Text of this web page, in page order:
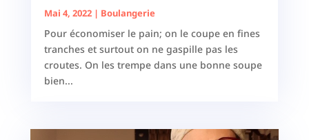
Mai 4, 2022| Boulangerie
Pour économiser le pain; on le coupe en fines
tranches et surtout on ne gaspille pas les
croutes. On les trempe dans une bonne soupe
bien...